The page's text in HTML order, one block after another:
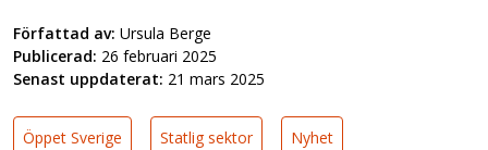
Författad av: Ursula Berge
Publicerad: 26 februari 2025
Senast uppdaterat: 21 mars 2025
Öppet Sverige Statlig sektor Nyhet